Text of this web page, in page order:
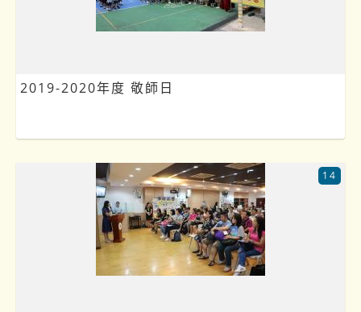
2019-2020年度 敬師日
14